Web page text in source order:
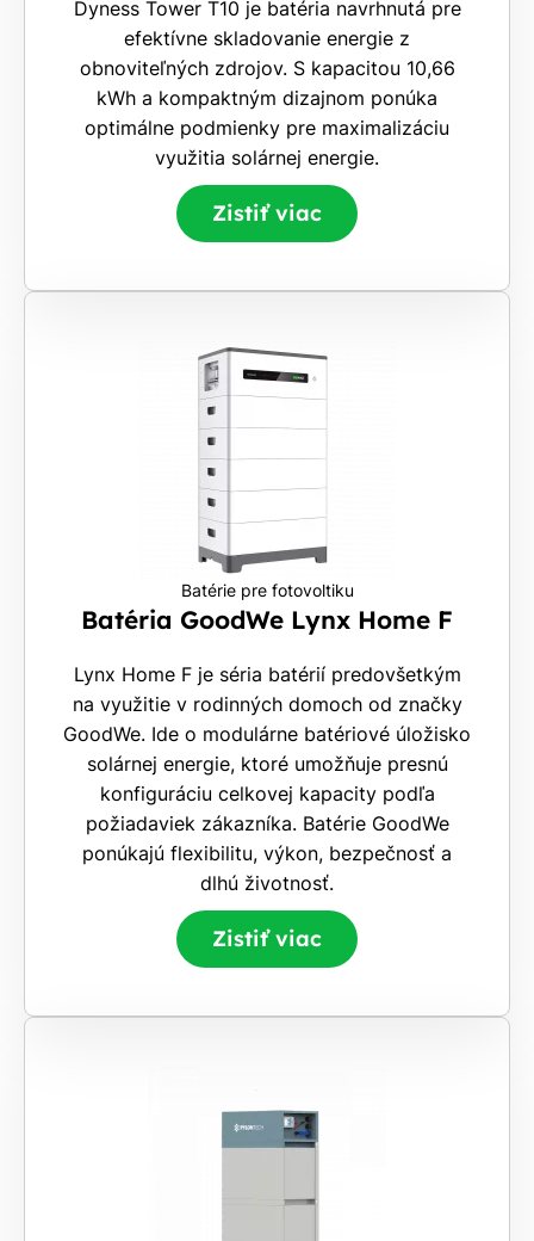
Dyness Tower T10 je batéria navrhnutá pre
efektívne skladovanie energie z
obnoviteľných zdrojov. S kapacitou 10,66
kWh a kompaktným dizajnom ponúka
optimálne podmienky pre maximalizáciu
využitia solárnej energie.
Zistiť viac
Batérie pre fotovoltiku
Batéria GoodWe Lynx Home F
Lynx Home F je séria batérií predovšetkým
na využitie v rodinných domoch od značky
GoodWe. Ide o modulárne batériové úložisko
solárnej energie, ktoré umožňuje presnú
konfiguráciu celkovej kapacity podľa
požiadaviek zákazníka. Batérie GoodWe
ponúkajú flexibilitu, výkon, bezpečnosť a
dlhú životnosť.
Zistiť viac